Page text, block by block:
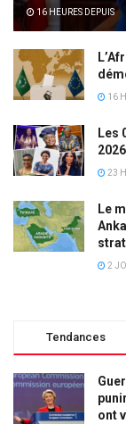
16 HEURES DEPUIS
16
Les
2026
23
Le
2
Tendances
ont